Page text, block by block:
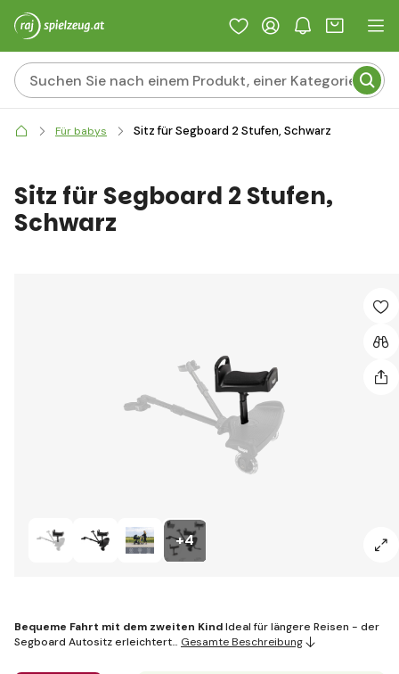
Für babys Sitz für Segboard 2 Stufen, Schwarz
+4
Sitz für Segboard 2 Stufen,
Schwarz
Bequeme Fahrt mit dem zweiten KindIdeal für längere Reisen - der
Segboard Autositz erleichtert… Gesamte Beschreibung